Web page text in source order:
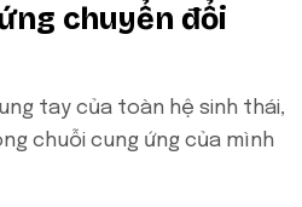
chuyển đổi
tay của toàn hệ sinh thái,
chuỗi cung ứng của mình